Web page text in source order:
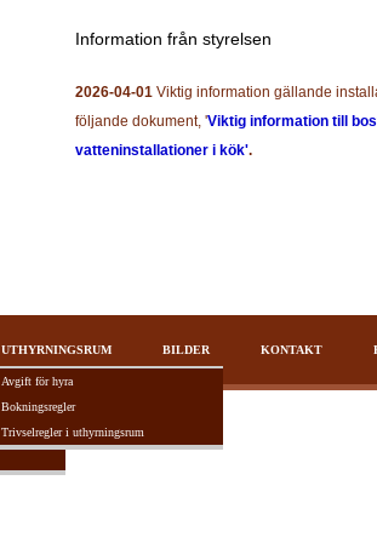
Information från styrelsen
2026-04-01 Viktig information gällande
följande dokument, 'Viktig information till
vatteninstallationer i kök'.
UTHYRNINGSRUM
Avgift för hyra
Bokningsregler
Trivselregler i uthyrningsrum
BILDER KONTAKT